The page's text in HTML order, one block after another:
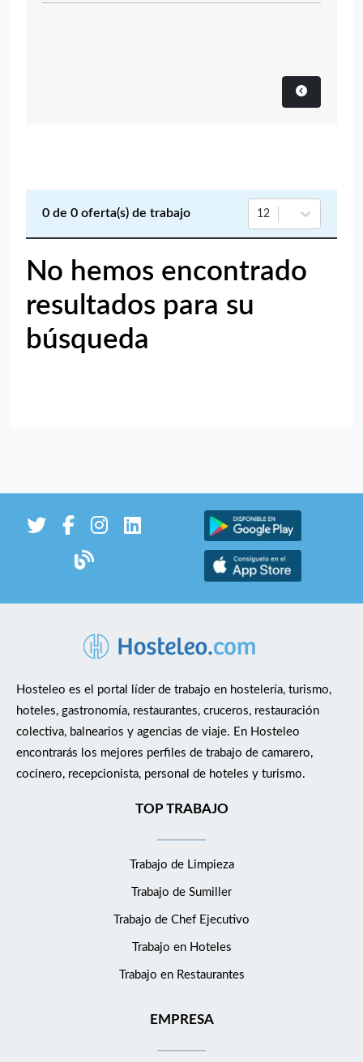
0 de 0 oferta(s) de trabajo 12
No hemos encontrado
resultados para su
búsqueda
Hosteleo es el portal líder de trabajo en hostelería, turismo,
hoteles, gastronomía, restaurantes, cruceros, restauración
colectiva, balnearios y agencias de viaje. En Hosteleo
encontrarás los mejores perfiles de trabajo de camarero,
cocinero, recepcionista, personal de hoteles y turismo.
TOP TRABAJO
Trabajo de Limpieza
Trabajo de Sumiller
Trabajo de Chef Ejecutivo
Trabajo en Hoteles
Trabajo en Restaurantes
EMPRESA